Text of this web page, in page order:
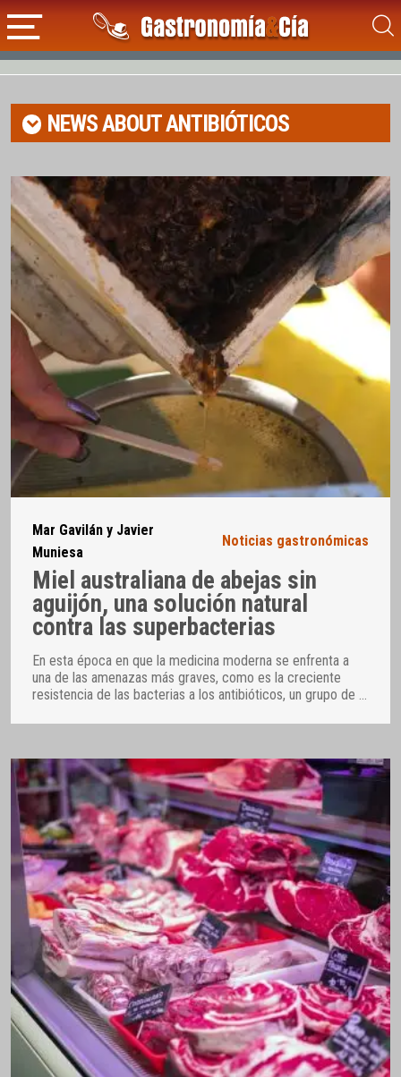
NEWS ABOUTANTIBIÓTICOS
Mar Gavilán y Javier
Muniesa
Noticias gastronómicas
Miel australiana de abejas sin
aguijón, una solución natural
contra las superbacterias
En esta época en que la medicina moderna se enfrenta a
una de las amenazas más graves, como es la creciente
resistencia de las bacterias a los antibióticos, un grupo de